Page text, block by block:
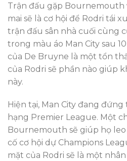
Trận đấu gặp Bournemouth
mai sẽ là cơ hội để Rodri tái
trận đấu sân nhà cuối cùng
trong màu áo Man City sau
của De Bruyne là một tổn
của Rodri sẽ phần nào giúp
này.
Hiện tại, Man City đang
hạng Premier League. Một
Bournemouth sẽ giúp họ
cố cơ hội dự Champions
mặt của Rodri sẽ là một